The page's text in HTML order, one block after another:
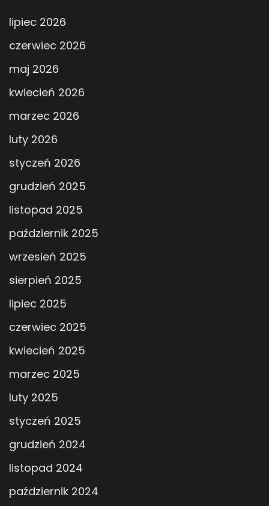
lipiec 2026
czerwiec 2026
maj 2026
kwiecień 2026
marzec 2026
luty 2026
styczeń 2026
grudzień 2025
listopad 2025
październik 2025
wrzesień 2025
sierpień 2025
lipiec 2025
czerwiec 2025
kwiecień 2025
marzec 2025
luty 2025
styczeń 2025
grudzień 2024
listopad 2024
październik 2024